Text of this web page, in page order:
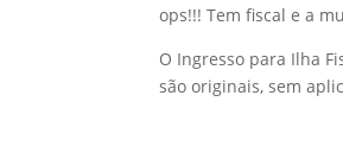
ops!!! Tem fiscal e a
O Ingresso para Ilha
são originais, sem